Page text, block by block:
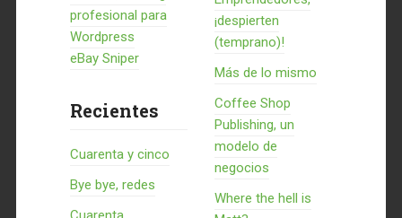
profesional para
Wordpress
eBay Sniper
Recientes
Cuarenta y cinco
Bye bye, redes
¡despierten
(temprano)!
Más de lo mismo
Coffee Shop
Publishing, un
modelo de
negocios
Where the hell is